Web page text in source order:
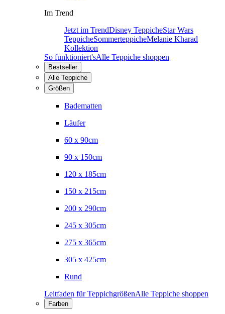
Im Trend
Jetzt im TrendDisney TeppicheStar Wars
TeppicheSommerteppicheMelanie Kharad
Kollektion
So funktioniert'sAlle Teppiche shoppen
Bestseller
Alle Teppiche
Größen
Badematten
Läufer
60 x 90cm
90 x 150cm
120 x 185cm
150 x 215cm
200 x 290cm
245 x 305cm
275 x 365cm
305 x 425cm
Rund
Leitfaden für TeppichgrößenAlle Teppiche shoppen
Farben